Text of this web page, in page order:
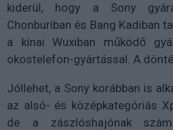
kiderül, hogy a Sony
Chonburiban és Bang Kadiban
a kínai Wuxiban működő
okostelefon-gyártással. A
Jóllehet, a Sony korábban is
az alsó- és középkategóriás
de a zászlóshajónak